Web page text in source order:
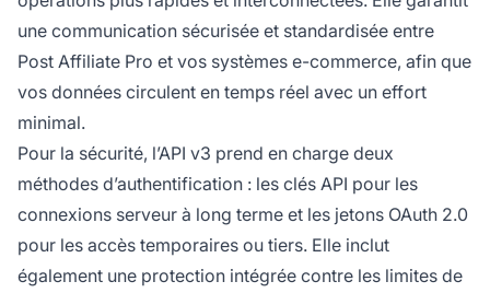
une communication sécurisée et standardisée entre
Post Affiliate Pro et vos systèmes e-commerce, afin que
vos données circulent en temps réel avec un effort
minimal.
Pour la sécurité, l’API v3 prend en charge deux
méthodes d’authentification : les clés API pour les
connexions serveur à long terme et les jetons OAuth 2.0
pour les accès temporaires ou tiers. Elle inclut
également une protection intégrée contre les limites de